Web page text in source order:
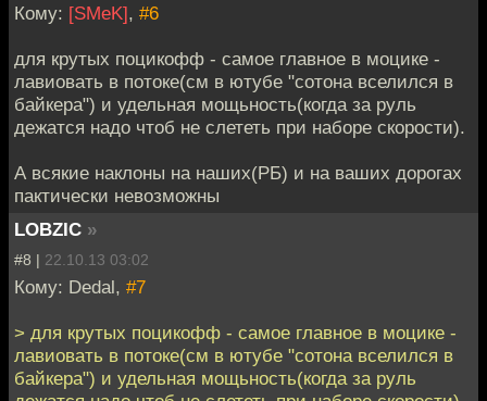
Кому: [SMeK], #6
для крутых поцикофф - самое главное в моцике -
лавиовать в потоке(см в ютубе "сотона вселился в
байкера") и удельная мощьность(когда за руль
дежатся надо чтоб не слететь при наборе скорости).
А всякие наклоны на наших(РБ) и на ваших дорогах
пактически невозможны
LOBZIC »
#8 | 22.10.13 03:02
Кому: Dedal, #7
> для крутых поцикофф - самое главное в моцике -
лавиовать в потоке(см в ютубе "сотона вселился в
байкера") и удельная мощьность(когда за руль